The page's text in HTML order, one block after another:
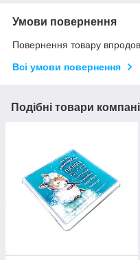
Умови повернення
Повернення товару
Всі умови повернення
Подібні товари